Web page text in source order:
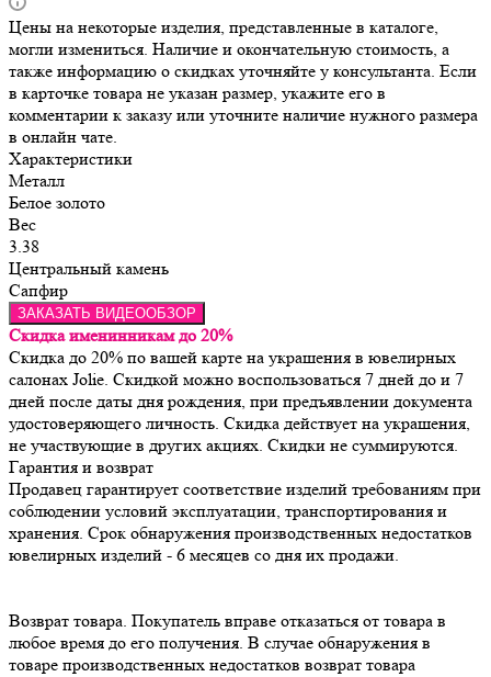
Цены на некоторые изделия, представленные в каталоге,
могли измениться. Наличие и окончательную стоимость, а
также информацию о скидках уточняйте у консультанта. Если
в карточке товара не указан размер, укажите его в
комментарии к заказу или уточните наличие нужного размера
в онлайн чате.
Характеристики
Металл
Белое золото
Вес
3.38
Центральный камень
Сапфир
ЗАКАЗАТЬ ВИДЕООБЗОР
Скидка именинникам до 20%
Скидка до 20% по вашей карте на украшения в ювелирных
салонах Jolie. Скидкой можно воспользоваться 7 дней до и 7
дней после даты дня рождения, при предъявлении документа
удостоверяющего личность. Скидка действует на украшения,
не участвующие в других акциях. Скидки не суммируются.
Гарантия и возврат
Продавец гарантирует соответствие изделий требованиям при
соблюдении условий эксплуатации, транспортирования и
хранения. Срок обнаружения производственных недостатков
Возврат товара. Покупатель вправе отказаться от товара в
любое время до его получения. В случае обнаружения в
товаре производственных недостатков возврат товара